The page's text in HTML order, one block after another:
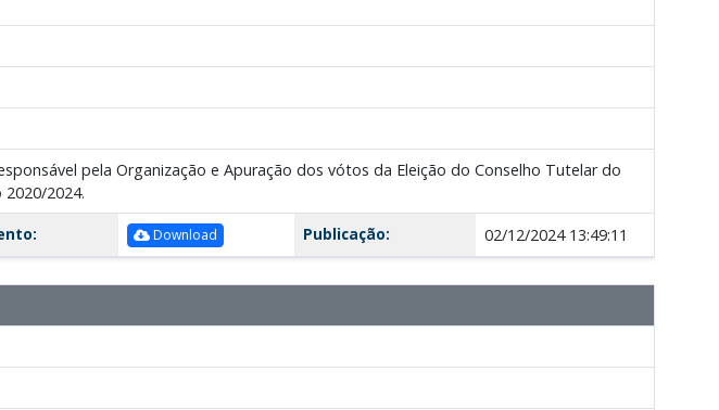
pela Organização e Apuração dos vótos da Eleição do Conselho Tutelar do
2024.
Download Publicação: 02/12/2024 13:49:11